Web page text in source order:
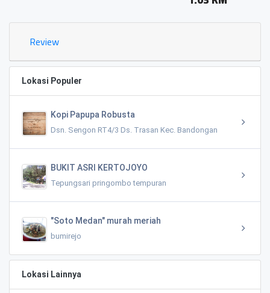
Review
Lokasi Populer
Kopi Papupa Robusta
Dsn. Sengon RT4/3 Ds. Trasan Kec. Bandongan
BUKIT ASRI KERTOJOYO
Tepungsari pringombo tempuran
"Soto Medan" murah meriah
bumirejo
Lokasi Lainnya